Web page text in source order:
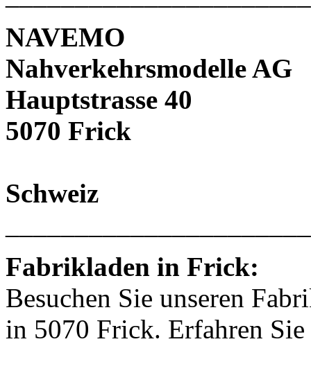
NAVEMO
Nahverkehrsmodelle AG
Hauptstrasse 40
5070 Frick
Schweiz
Fabrikladen in Frick:
Besuchen Sie unseren
in 5070 Frick. Erfahren